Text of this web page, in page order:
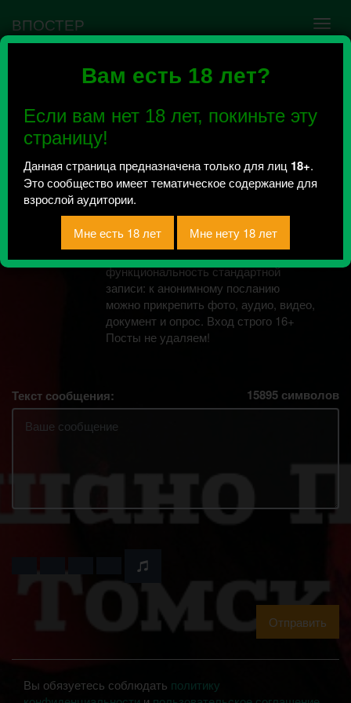
Вам есть 18 лет?
Если вам нет 18 лет, покиньте эту
страницу!
Данная страница предназначена только для лиц 18+.
Это сообщество имеет тематическое содержание для
взрослой аудитории.
ВПОСТЕР
Подслушано в Томске
Всего 1052, за сегодня 0 сообщений
отправлено / Рейтинг 81.5
СКРОМНЫЕ Пошляки смогут
отправлять анонимные сообщения в
сообщество, оставшись инкогнито
сообщества. Приложение
поддерживает полную
функциональность стандартной
записи: к анонимному посланию
можно прикрепить фото, аудио, видео,
документ и опрос. Вход строго 16+
Посты не удаляем!
Текст сообщения: 15895 символов
Отправить
Вы обязуетесь соблюдать политику